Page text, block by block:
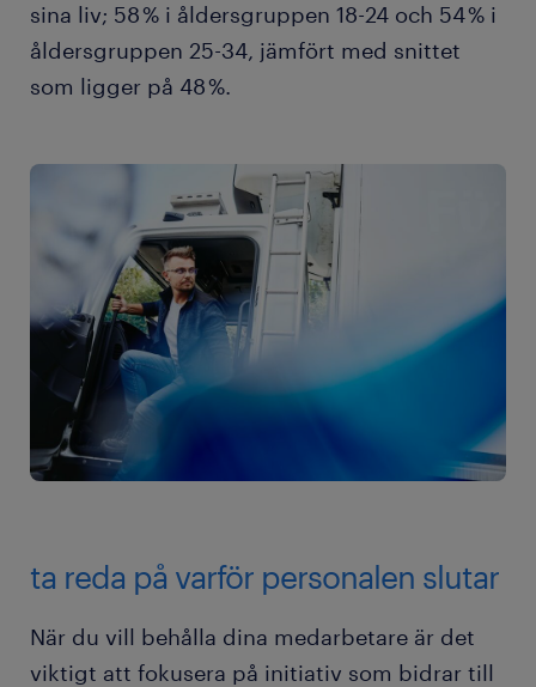
sina liv; 58 % i åldersgruppen 18-24 och 54 % i
åldersgruppen 25-34, jämfört med snittet
som ligger på 48 %.
ta reda på varför personalen slutar
När du vill behålla dina medarbetare är det
viktigt att fokusera på initiativ som bidrar till